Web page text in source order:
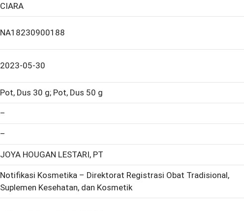
CIARA
NA18230900188
2023-05-30
Pot, Dus 30 g; Pot, Dus 50 g
–
–
JOYA HOUGAN LESTARI, PT
Notifikasi Kosmetika – Direktorat Registrasi Obat Tradisional,
Suplemen Kesehatan, dan Kosmetik